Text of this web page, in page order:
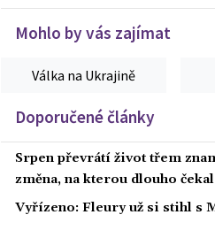
Mohlo by vás zajímat
Válka na Ukrajině
Doporučené články
Srpen převrátí život třem
změna, na kterou dlouho
Vyřízeno: Fleury už si stihl s